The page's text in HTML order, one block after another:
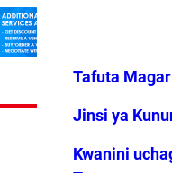
Vipendwa
Menyu
Tafuta
Jinsi ya
Kwanini